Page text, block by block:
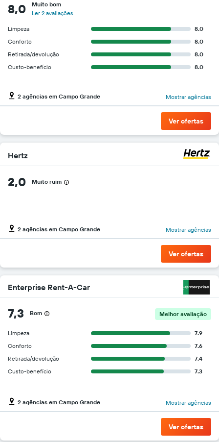
preço
barato
do
de
carro
empresas
fornecidas
8,0
Muito bom
Ler 2 avaliações
Limpeza
8.0
Conforto
8.0
Retirada/devolução
8.0
Custo-benefício
8.0
2 agências em Campo Grande Mostrar agências
Ver ofertas
Hertz
2,0 Muito ruim
2 agências em Campo Grande Mostrar agências
Ver ofertas
Enterprise Rent-A-Car
7,3 Bom Melhor avaliação
Limpeza
7.9
Conforto
7.6
Retirada/devolução
7.4
Custo-benefício
7.3
2 agências em Campo Grande Mostrar agências
Ver ofertas